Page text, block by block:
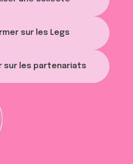
sur les Legs
sur les partenariats